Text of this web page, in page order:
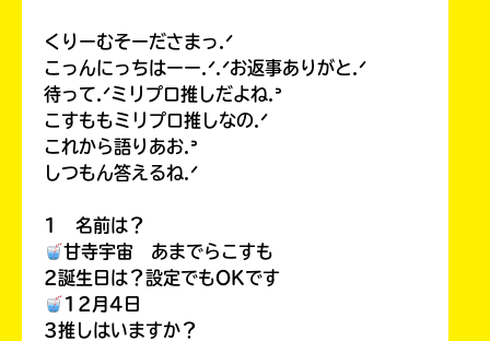
くりーむそーださまっ.ᐟ
こっんにっちはーー.ᐟ.ᐟお返事ありがと.ᐟ
待って.ᐟミリプロ推しだよね.ᐣ
こすももミリプロ推しなの.ᐟ
これから語りあお.ᐣ
しつもん答えるね.ᐟ
1 名前は？
甘寺宇宙 あまでらこすも
2誕生日は？設定でもOKです
12月4日
3推しはいますか？